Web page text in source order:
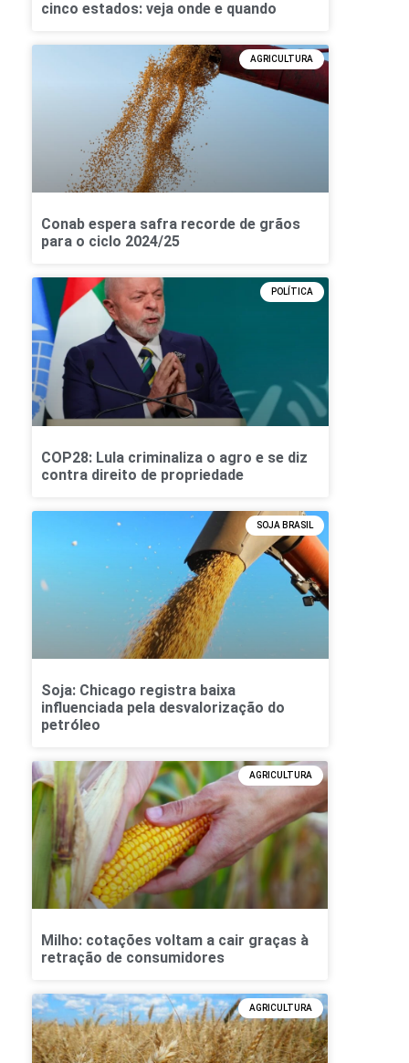
cinco estados: veja onde e quando
AGRICULTURA
Conab espera safra recorde de grãos
para o ciclo 2024/25
POLÍTICA
COP28: Lula criminaliza o agro e se diz
contra direito de propriedade
SOJA BRASIL
Soja: Chicago registra baixa
influenciada pela desvalorização do
petróleo
AGRICULTURA
Milho: cotações voltam a cair graças à
retração de consumidores
AGRICULTURA